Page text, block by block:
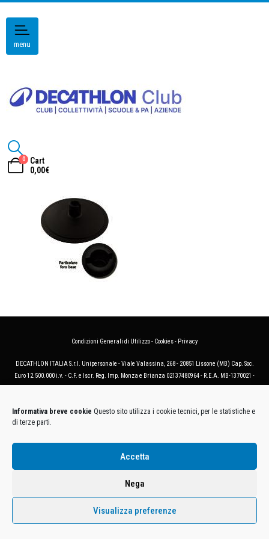
Informativa breve cookie Questo sito utilizza i cookie tecnici, per le statistiche e
di terze parti.
Accetta
Nega
Visualizza preferenze
menu
0
Cart
0,00€
Condizioni Generali di Utilizzo- Cookies- Privacy
DECATHLON ITALIA S.r.l. Unipersonale - Viale Valassina, 268 - 20851 Lissone (MB) Cap. Soc.
Euro 12.500.000 i.v. - C.F. e Iscr. Reg. Imp. Monza e Brianza 02137480964 - R.E.A. MB-1370021 -